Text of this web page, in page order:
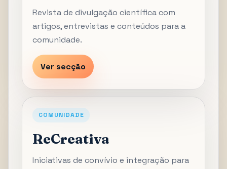
Revista de divulgação científica com
artigos, entrevistas e conteúdos para a
comunidade.
Ver secção
COMUNIDADE
ReCreativa
Iniciativas de convívio e integração para